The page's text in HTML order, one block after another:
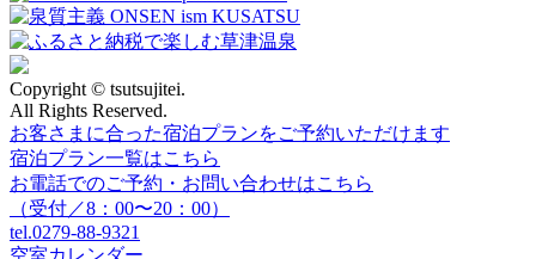
Copyright © tsutsujitei.
All Rights Reserved.
お客さまに合った宿泊プランをご予約いただけます
宿泊プラン一覧はこちら
お電話でのご予約・お問い合わせはこちら
（受付／8：00〜20：00）
tel.0279-88-9321
空室カレンダー